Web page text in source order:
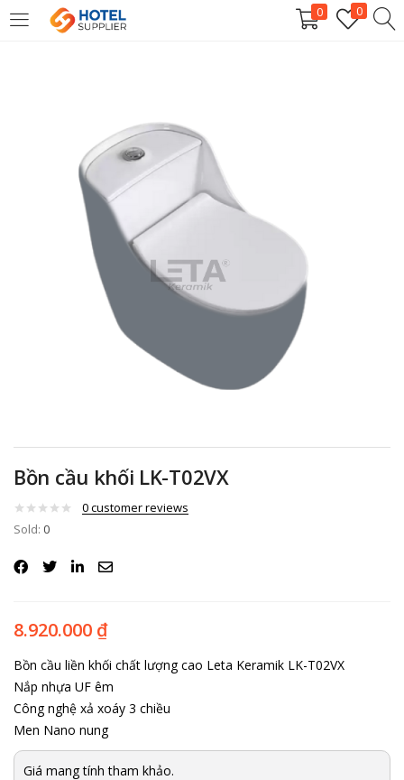
0 0
LOGIN
Remember me
Login
Bồn cầu khối LK-T02VX
0customer reviews
Sold: 0
8.920.000 ₫
Bồn cầu liền khối chất lượng cao Leta Keramik LK-T02VX
Nắp nhựa UF êm
Công nghệ xả xoáy 3 chiều
Men Nano nung
Giá mang tính tham khảo.